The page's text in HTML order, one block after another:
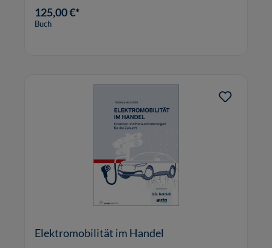
Sicherheit und schützt Sie vor
125,00 €*
Buch
Elektromobilität im Handel